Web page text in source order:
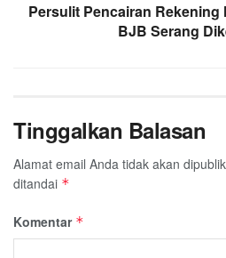
Persulit Pencairan Rekening
BJB Serang
Tinggalkan Balasan
Alamat email Anda tidak akan
ditandai *
Komentar *